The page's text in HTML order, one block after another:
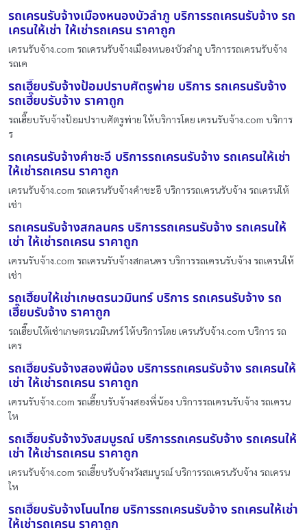
รถเครนรับจ้างเมืองหนองบัวลำภู บริการรถเครนรับจ้าง รถ
เครนให้เช่า ให้เช่ารถเครน ราคาถูก
เครนรับจ้าง.com รถเครนรับจ้างเมืองหนองบัวลำภู บริการรถเครนรับจ้าง
รถเค
รถเฮี๊ยบรับจ้างป้อมปราบศัตรูพ่าย บริการ รถเครนรับจ้าง
รถเฮี๊ยบรับจ้าง ราคาถูก
รถเฮี๊ยบรับจ้างป้อมปราบศัตรูพ่าย ให้บริการโดย เครนรับจ้าง.com บริการ
ร
รถเครนรับจ้างคำชะอี บริการรถเครนรับจ้าง รถเครนให้เช่า
ให้เช่ารถเครน ราคาถูก
เครนรับจ้าง.com รถเครนรับจ้างคำชะอี บริการรถเครนรับจ้าง รถเครนให้
เช่า
รถเครนรับจ้างสกลนคร บริการรถเครนรับจ้าง รถเครนให้
เช่า ให้เช่ารถเครน ราคาถูก
เครนรับจ้าง.com รถเครนรับจ้างสกลนคร บริการรถเครนรับจ้าง รถเครนให้
เช่า
รถเฮี๊ยบให้เช่าเกษตรนวมินทร์ บริการ รถเครนรับจ้าง รถ
เฮี๊ยบรับจ้าง ราคาถูก
รถเฮี๊ยบให้เช่าเกษตรนวมินทร์ ให้บริการโดย เครนรับจ้าง.com บริการ รถ
เคร
รถเฮี๊ยบรับจ้างสองพี่น้อง บริการรถเครนรับจ้าง รถเครนให้
เช่า ให้เช่ารถเครน ราคาถูก
เครนรับจ้าง.com รถเฮี๊ยบรับจ้างสองพี่น้อง บริการรถเครนรับจ้าง รถเครน
ให
รถเฮี๊ยบรับจ้างวังสมบูรณ์ บริการรถเครนรับจ้าง รถเครนให้
เช่า ให้เช่ารถเครน ราคาถูก
เครนรับจ้าง.com รถเฮี๊ยบรับจ้างวังสมบูรณ์ บริการรถเครนรับจ้าง รถเครน
ให
รถเฮี๊ยบรับจ้างโนนไทย บริการรถเครนรับจ้าง รถเครนให้เช่า
ให้เช่ารถเครน ราคาถูก